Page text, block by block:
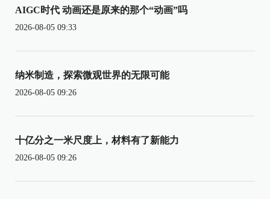
AIGC时代 动画还是原来的那个“动画”吗
2026-08-05 09:33
纳米制造，探索微观世界的无限可能
2026-08-05 09:26
十亿分之一米尺度上，材料有了新能力
2026-08-05 09:26